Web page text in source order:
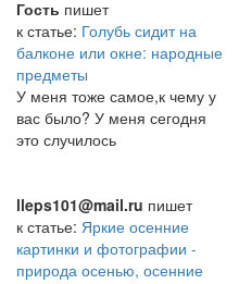
Гость пишет
к статье: Голубь сидит на
балконе или окне: народные
предметы
У меня тоже самое,к чему у
вас было? У меня сегодня
это случилось
lleps101@mail.ru пишет
к статье: Яркие осенние
картинки и фотографии -
природа осенью, осенние